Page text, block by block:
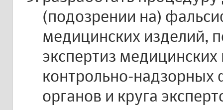
(подозрении на)
медицинских изделий,
экспертиз
контрольно-надзорных
органов и круга